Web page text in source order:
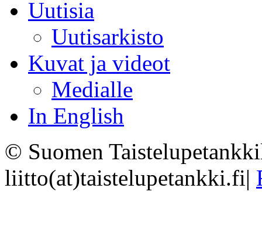
Uutisia
Uutisarkisto
Kuvat ja videot
Medialle
In English
© Suomen
liitto(at)taistelupetankki.fi|